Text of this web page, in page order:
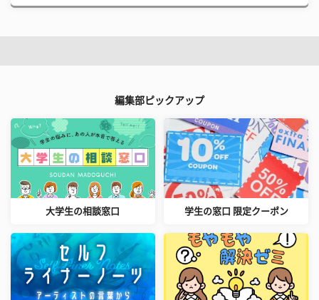
編集部ピックアップ
大学生の相談窓口 学生の窓口 限定クーポン